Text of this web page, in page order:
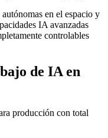
en el espacio y
IA avanzadas
controlables
de IA en
producción con total